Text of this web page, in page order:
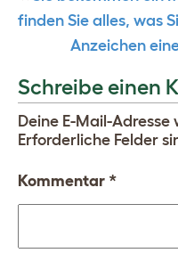
finden Sie alles, was
Anzeichen
Schreibe einen
Deine E-Mail-
Erforderliche Felder
Kommentar *